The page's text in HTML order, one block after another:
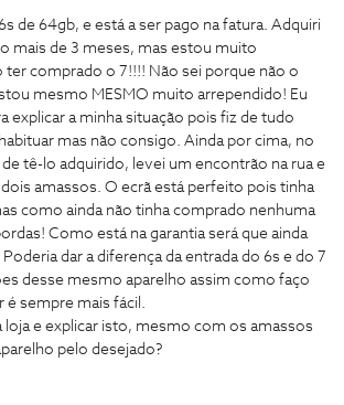
de 64gb, e está a ser pago na fatura. Adquiri
mais de 3 meses, mas estou muito
ter comprado o 7!!!! Não sei porque não o
mesmo MESMO muito arrependido! Eu
explicar a minha situação pois fiz de tudo
mas não consigo. Ainda por cima, no
de tê-lo adquirido, levei um encontrão na rua e
amassos. O ecrã está perfeito pois tinha
como ainda não tinha comprado nenhuma
Como está na garantia será que ainda
dar a diferença da entrada do 6s e do 7
desse mesmo aparelho assim como faço
é sempre mais fácil.
loja e explicar isto, mesmo com os amassos
pelo desejado?